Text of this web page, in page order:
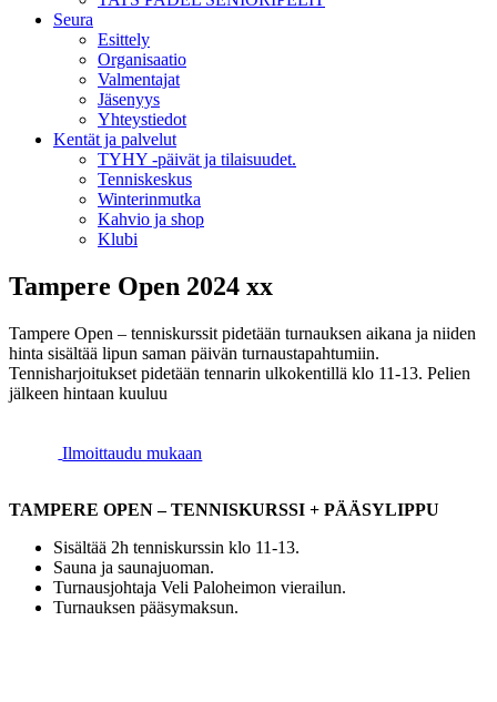
Seura
Esittely
Organisaatio
Valmentajat
Jäsenyys
Yhteystiedot
Kentät ja palvelut
TYHY -päivät ja tilaisuudet.
Tenniskeskus
Winterinmutka
Kahvio ja shop
Klubi
Tampere Open 2024 xx
Tampere Open – tenniskurssit pidetään turnauksen aikana ja niiden
hinta sisältää lipun saman päivän turnaustapahtumiin.
Tennisharjoitukset pidetään tennarin ulkokentillä klo 11-13. Pelien
jälkeen hintaan kuuluu
Ilmoittaudu mukaan
TAMPERE OPEN – TENNISKURSSI + PÄÄSYLIPPU
Sisältää 2h tenniskurssin klo 11-13.
Sauna ja saunajuoman.
Turnausjohtaja Veli Paloheimon vierailun.
Turnauksen pääsymaksun.